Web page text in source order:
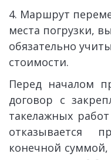
4. Маршрут
места погрузки,
обязательно
стоимости.
Перед началом
договор с
такелажных
отказывается
конечной